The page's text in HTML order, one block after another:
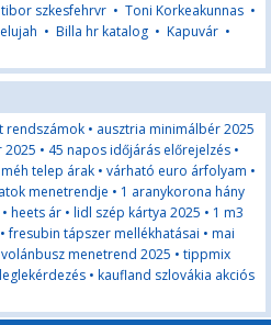
szkesfehrvr • Toni Korkeakunnas •
• Billa hr katalog • Kapuvár •
rendszámok • ausztria minimálbér 2025
2025 • 45 napos időjárás előrejelzés •
telep árak • várható euro árfolyam •
menetrendje • 1 aranykorona hány
• heets ár • lidl szép kártya 2025 • 1 m3
•fresubin tápszer mellékhatásai • mai
volánbusz menetrend 2025 • tippmix
• kaufland szlovákia akciós